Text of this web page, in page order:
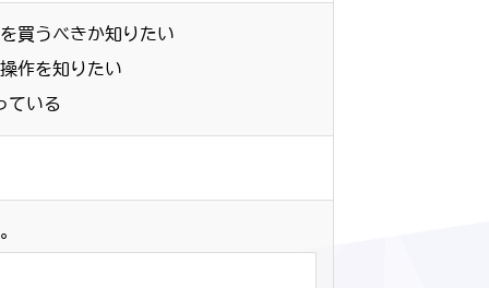
買うべきか知りたい
作を知りたい
ている